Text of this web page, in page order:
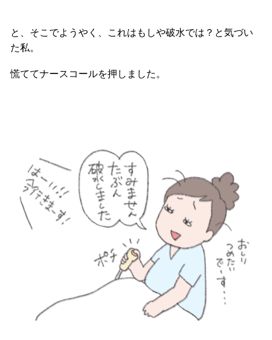
と、そこでようやく、これはもしや破水では？と気づい
た私。
慌ててナースコールを押しました。